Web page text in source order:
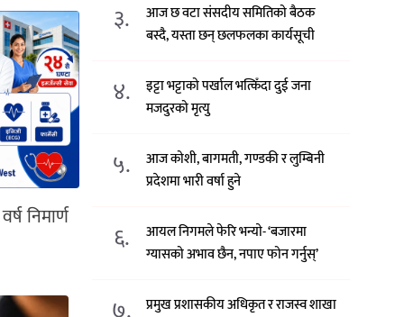
निमार्ण
३.
आज छ वटा संसदीय समितिको बैठक
बस्दै, यस्ता छन् छलफलका कार्यसूची
४.
इट्टा भट्टाको पर्खाल भत्किँदा दुई जना
मजदुरको मृत्यु
५.
आज कोशी, बागमती, गण्डकी र लुम्बिनी
प्रदेशमा भारी वर्षा हुने
६.
आयल निगमले फेरि भन्याे- ‘बजारमा
ग्यासको अभाव छैन, नपाए फोन गर्नुस्’
प्रमुख प्रशासकीय अधिकृत र राजस्व शाखा